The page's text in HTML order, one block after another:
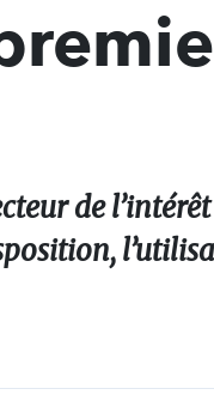
de l’intérêt